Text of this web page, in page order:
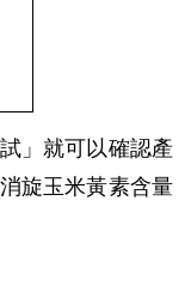
」就可以確認產
旋玉米黃素含量